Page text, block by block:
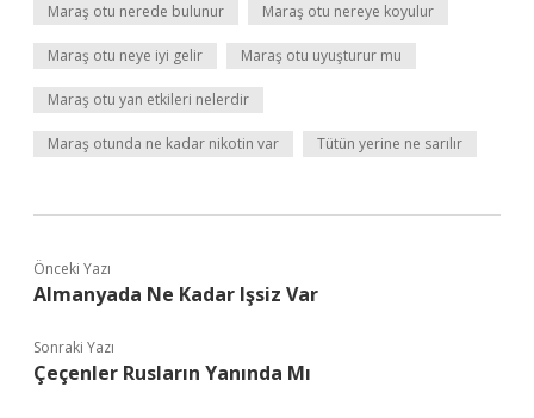
Maraş otu nerede bulunur Maraş otu nereye koyulur
Maraş otu neye iyi gelir Maraş otu uyuşturur mu
Maraş otu yan etkileri nelerdir
Maraş otunda ne kadar nikotin var Tütün yerine ne sarılır
Önceki Yazı
Almanyada Ne Kadar Işsiz Var
Sonraki Yazı
Çeçenler Rusların Yanında Mı